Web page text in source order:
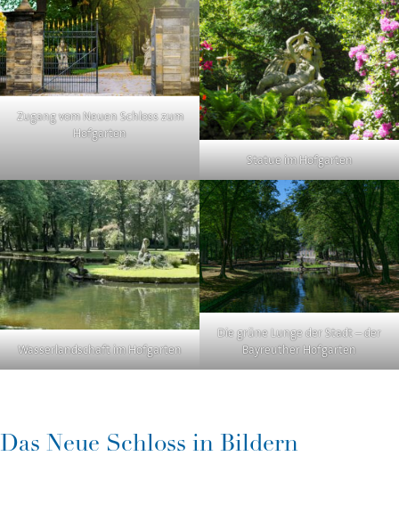
Zugang vom Neuen Schloss zum
Hofgarten
Statue im Hofgarten
Wasserlandschaft im Hofgarten
Die grüne Lunge der Stadt – der
Bayreuther Hofgarten
Das Neue Schloss in Bildern